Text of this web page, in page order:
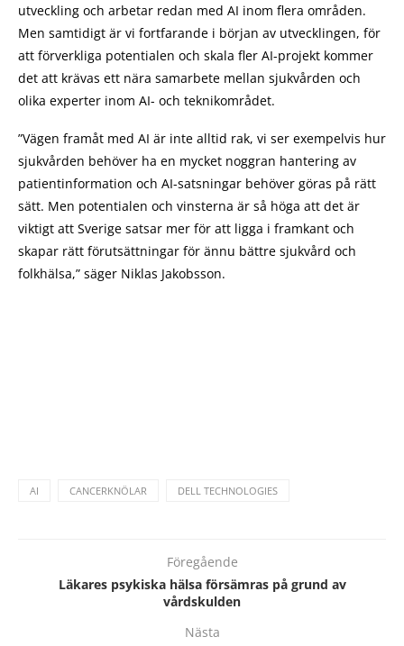
utveckling och arbetar redan med AI inom flera områden.
Men samtidigt är vi fortfarande i början av utvecklingen, för
att förverkliga potentialen och skala fler AI-projekt kommer
det att krävas ett nära samarbete mellan sjukvården och
olika experter inom AI- och teknikområdet.
”Vägen framåt med AI är inte alltid rak, vi ser exempelvis hur
sjukvården behöver ha en mycket noggran hantering av
patientinformation och AI-satsningar behöver göras på rätt
sätt. Men potentialen och vinsterna är så höga att det är
viktigt att Sverige satsar mer för att ligga i framkant och
skapar rätt förutsättningar för ännu bättre sjukvård och
folkhälsa,” säger Niklas Jakobsson.
AI CANCERKNÖLAR DELL TECHNOLOGIES
Föregående
Läkares psykiska hälsa försämras på grund av
vårdskulden
Nästa